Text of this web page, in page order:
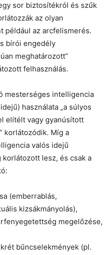
sor biztosítékról és szűk
az olyan
például az arcfelismerés.
bírói engedély
meghatározott”
felhasználás.
mesterséges intelligencia
használata „a súlyos
elítélt vagy gyanúsított
korlátozódik. Míg a
valós idejű
lesz, és csak a
(emberrablás,
kizsákmányolás),
megelőzése,
bűncselekmények (pl.